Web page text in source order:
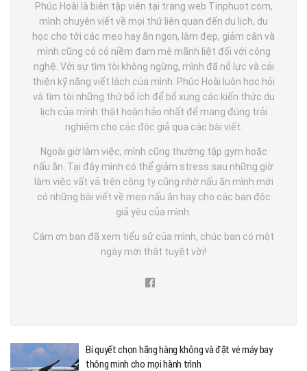
Phúc Hoài là biên tập viên tại trang web Tinphuot.com,
mình chuyên viết về mọi thứ liên quan đến du lịch, du
học cho tới các mẹo hay ăn ngon, làm đẹp, giảm cân và
mình cũng có có niềm đam mê mãnh liệt đối với công
nghệ. Với sự tìm tòi không ngừng, mình đã nổ lực và cải
thiện kỹ năng viết lách của mình. Phúc Hoài luôn học hỏi
và tìm tòi những thứ bổ ích để bổ xung các kiến thức du
lịch của mình thật hoàn hảo nhất để mang đúng trải
nghiệm cho các độc giả qua các bài viết.
Ngoài giờ làm việc, mình cũng thường tập gym hoặc
nấu ăn. Tại đây mình có thể giảm stress sau những giờ
làm việc vất vả trên công ty cũng nhờ nấu ăn mình mới
có những bài viết về mẹo nấu ăn hay cho các bạn độc
giả yêu của mình.
Cám ơn bạn đã xem tiểu sử của mình, chúc bạn có một
ngày mới thật tuyệt vời!
Bí quyết chọn hãng hàng không và đặt vé máy bay
thông minh cho mọi hành trình